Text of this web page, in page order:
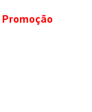
Promoção